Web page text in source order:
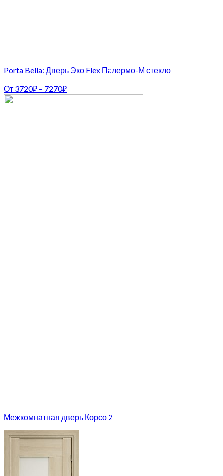
Porta Bella: Дверь Эко Flex Палермо-М стекло
От 3720₽ – 7270₽
Межкомнатная дверь Корсо 2